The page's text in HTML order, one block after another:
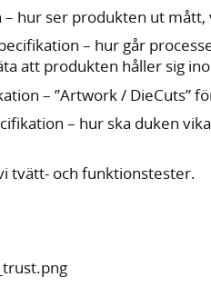
hur ser produkten ut
– hur går
att produkten håller sig
– ”Artwork / DieCuts”
– hur ska duken
tvätt- och funktionstester.